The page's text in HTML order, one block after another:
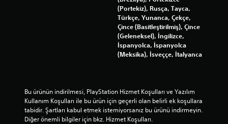
(Portekiz), Rusça, Tayca,
Türkçe, Yunanca, Çekçe,
Çince (Basitleştirilmiş), Çince
(Geleneksel), İngilizce,
İspanyolca, İspanyolca
(Meksika), İsveççe, İtalyanca
Bu ürünün indirilmesi, PlayStation Hizmet Koşulları ve Yazılım
Kullanım Koşulları ile bu ürün için geçerli olan belirli ek koşullara
tabidir. Şartları kabul etmek istemiyorsanız bu ürünü indirmeyin.
Diğer önemli bilgiler için bkz. Hizmet Koşulları.